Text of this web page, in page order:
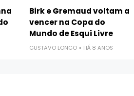
Birk e Gremaud voltam a
vencer na Copa do
Mundo de Esqui Livre
GUSTAVO LONGO HÁ 8 ANOS